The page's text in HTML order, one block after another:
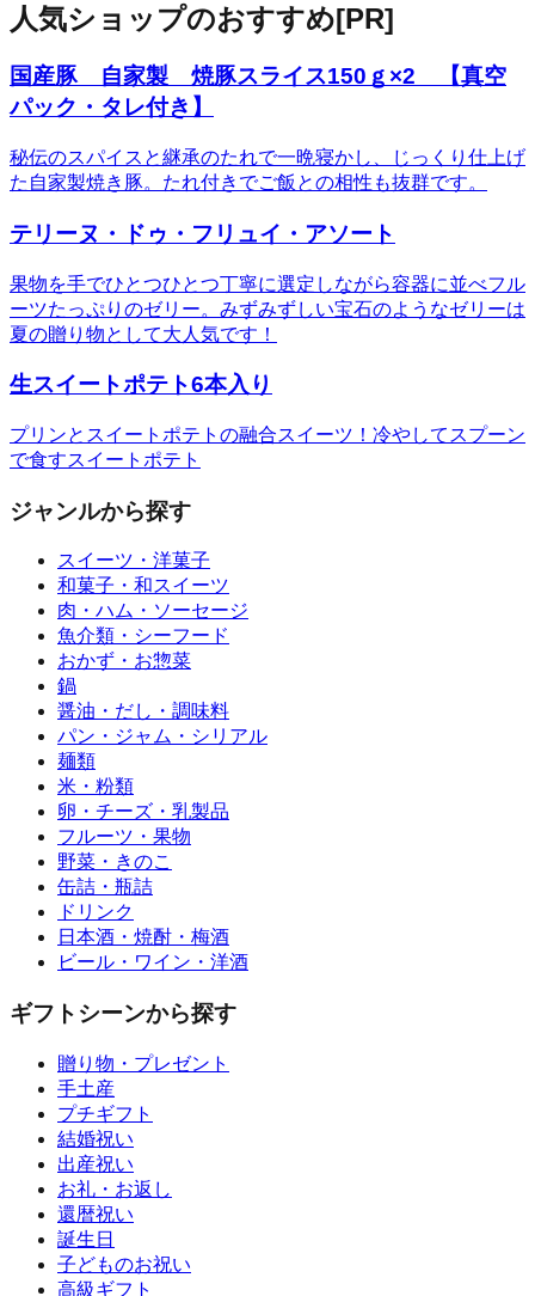
人気ショップのおすすめ[PR]
国産豚 自家製 焼豚スライス150ｇ×2 【真空
パック・タレ付き】
秘伝のスパイスと継承のたれで一晩寝かし、じっくり仕上げ
た自家製焼き豚。たれ付きでご飯との相性も抜群です。
テリーヌ・ドゥ・フリュイ・アソート
果物を手でひとつひとつ丁寧に選定しながら容器に並べフル
ーツたっぷりのゼリー。みずみずしい宝石のようなゼリーは
夏の贈り物として大人気です！
生スイートポテト6本入り
プリンとスイートポテトの融合スイーツ！冷やしてスプーン
で食すスイートポテト
ジャンルから探す
スイーツ・洋菓子
和菓子・和スイーツ
肉・ハム・ソーセージ
魚介類・シーフード
おかず・お惣菜
鍋
醤油・だし・調味料
パン・ジャム・シリアル
麺類
米・粉類
卵・チーズ・乳製品
フルーツ・果物
野菜・きのこ
缶詰・瓶詰
ドリンク
日本酒・焼酎・梅酒
ビール・ワイン・洋酒
ギフトシーンから探す
贈り物・プレゼント
手土産
プチギフト
結婚祝い
出産祝い
お礼・お返し
還暦祝い
誕生日
子どものお祝い
高級ギフト